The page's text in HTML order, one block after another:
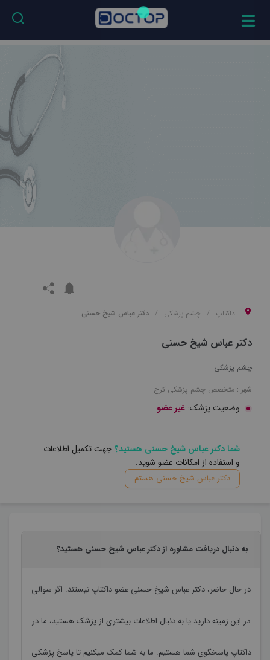
داکتاپ چشم پزشکی دکتر عباس شیخ حسنی
دکتر عباس شیخ حسنی
چشم پزشکی
شهر : متخصص چشم پزشکی کرج
وضعیت پزشک: غیر عضو
شما دکتر عباس شیخ حسنی هستید؟جهت تکمیل اطلاعات
و استفاده از امکانات عضو شوید.
دکتر عباس شیخ حسنی هستم
به دنبال دریافت مشاوره از دکتر عباس شیخ حسنی هستید؟
در حال حاضر، دکتر عباس شیخ حسنی عضو داکتاپ نیستند. اگر سوالی
در این زمینه دارید یا به دنبال اطلاعات بیشتری از پزشک هستید، ما در
داکتاپ پاسخگوی شما هستیم. ما به شما کمک میکنیم تا پاسخ پزشکی